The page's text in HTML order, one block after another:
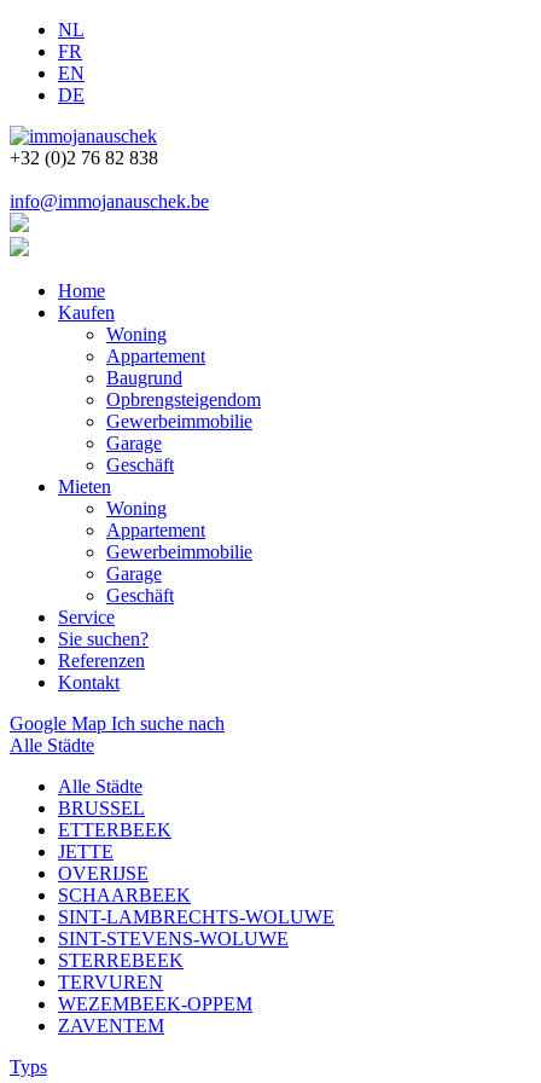
NL
FR
EN
DE
+32 (0)2 76 82 838
info@immojanauschek.be
Home
Kaufen
Woning
Appartement
Baugrund
Opbrengsteigendom
Gewerbeimmobilie
Garage
Geschäft
Mieten
Woning
Appartement
Gewerbeimmobilie
Garage
Geschäft
Service
Sie suchen?
Referenzen
Kontakt
Google Map Ich suche nach
Alle Städte
Alle Städte
BRUSSEL
ETTERBEEK
JETTE
OVERIJSE
SCHAARBEEK
SINT-LAMBRECHTS-WOLUWE
SINT-STEVENS-WOLUWE
STERREBEEK
TERVUREN
WEZEMBEEK-OPPEM
ZAVENTEM
Typs